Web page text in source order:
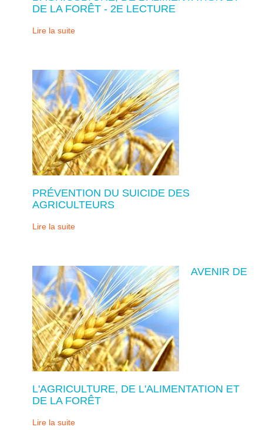
DE LA FORÊT - 2E LECTURE
Lire la suite
PRÉVENTION DU SUICIDE DES
AGRICULTEURS
Lire la suite
AVENIR DE
L'AGRICULTURE, DE L'ALIMENTATION ET
DE LA FORÊT
Lire la suite